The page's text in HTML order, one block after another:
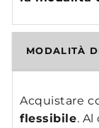
MODALITÀ
Acquistare
flessibile.